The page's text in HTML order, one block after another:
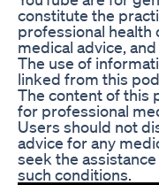
constitute the
professional health
medical advice,
The use of
linked from this
The content of this
for professional
Users should not
advice for any
seek the
such conditions.